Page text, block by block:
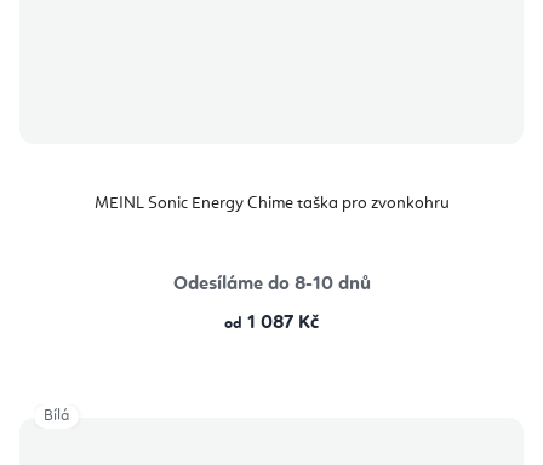
MEINL Sonic Energy Chime taška pro zvonkohru
Odesíláme do 8-10 dnů
od 1 087 Kč
Bílá